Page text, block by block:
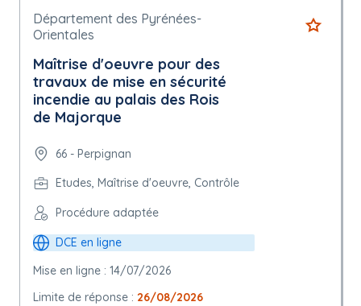
Département des Pyrénées-
Orientales
Maîtrise d'oeuvre pour des
travaux de mise en sécurité
incendie au palais des Rois
de Majorque
66 - Perpignan
Etudes, Maîtrise d'oeuvre, Contrôle
Procédure adaptée
DCE en ligne
Mise en ligne : 14/07/2026
Limite de réponse : 26/08/2026